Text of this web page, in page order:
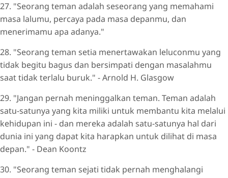
27. "Seorang teman adalah seseorang yang memahami
masa lalumu, percaya pada masa depanmu, dan
menerimamu apa adanya."
28. "Seorang teman setia menertawakan leluconmu yang
tidak begitu bagus dan bersimpati dengan masalahmu
saat tidak terlalu buruk." - Arnold H. Glasgow
29. "Jangan pernah meninggalkan teman. Teman adalah
satu-satunya yang kita miliki untuk membantu kita melalui
kehidupan ini - dan mereka adalah satu-satunya hal dari
dunia ini yang dapat kita harapkan untuk dilihat di masa
depan." - Dean Koontz
30. "Seorang teman sejati tidak pernah menghalangi